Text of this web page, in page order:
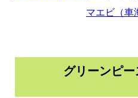
マエビ（車
グリーンピー